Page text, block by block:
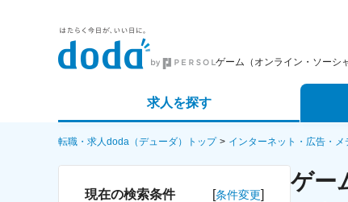
ゲーム（オンライン・ソーシ
求人を探す
詳細条件から探す エー
スカ
転職・求人doda（デューダ）トップ インターネット・広告・メ
現在の検索条件 [条件変更]
ゲー